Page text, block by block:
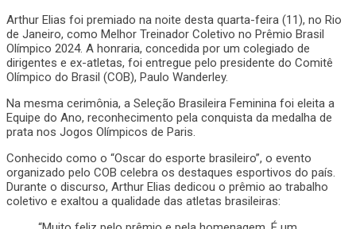
Arthur Elias foi premiado na noite desta quarta-feira (11), no Rio
de Janeiro, como Melhor Treinador Coletivo no Prêmio Brasil
Olímpico 2024. A honraria, concedida por um colegiado de
dirigentes e ex-atletas, foi entregue pelo presidente do Comitê
Olímpico do Brasil (COB), Paulo Wanderley.
Na mesma cerimônia, a Seleção Brasileira Feminina foi eleita a
Equipe do Ano, reconhecimento pela conquista da medalha de
prata nos Jogos Olímpicos de Paris.
Conhecido como o “Oscar do esporte brasileiro”, o evento
organizado pelo COB celebra os destaques esportivos do país.
Durante o discurso, Arthur Elias dedicou o prêmio ao trabalho
coletivo e exaltou a qualidade das atletas brasileiras: